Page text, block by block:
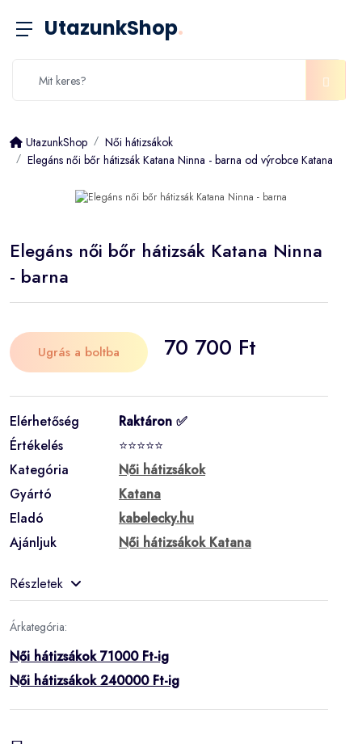
UtazunkShop.
UtazunkShop
Női hátizsákok
Elegáns női bőr hátizsák Katana Ninna - barna od výrobce Katana
Elegáns női bőr hátizsák Katana Ninna
- barna
Ugrás a boltba 70 700 Ft
Elérhetőség
Raktáron ✅
Értékelés
⭐⭐⭐⭐⭐
Kategória
Női hátizsákok
Gyártó
Katana
Eladó
kabelecky.hu
Ajánljuk
Női hátizsákok Katana
Részletek
Árkategória:
Női hátizsákok 71000 Ft-ig
Női hátizsákok 240000 Ft-ig